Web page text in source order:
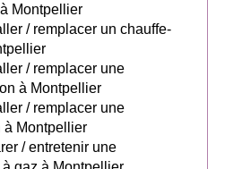
Montpellier
/ remplacer un chauffe-
/ remplacer une
à Montpellier
/ remplacer une
à Montpellier
/ entretenir une